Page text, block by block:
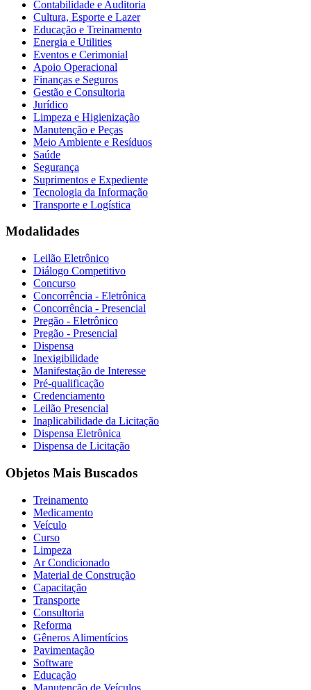
Contabilidade e Auditoria
Cultura, Esporte e Lazer
Educação e Treinamento
Energia e Utilities
Eventos e Cerimonial
Apoio Operacional
Finanças e Seguros
Gestão e Consultoria
Jurídico
Limpeza e Higienização
Manutenção e Peças
Meio Ambiente e Resíduos
Saúde
Segurança
Suprimentos e Expediente
Tecnologia da Informação
Transporte e Logística
Modalidades
Leilão Eletrônico
Diálogo Competitivo
Concurso
Concorrência - Eletrônica
Concorrência - Presencial
Pregão - Eletrônico
Pregão - Presencial
Dispensa
Inexigibilidade
Manifestação de Interesse
Pré-qualificação
Credenciamento
Leilão Presencial
Inaplicabilidade da Licitação
Dispensa Eletrônica
Dispensa de Licitação
Objetos Mais Buscados
Treinamento
Medicamento
Veículo
Curso
Limpeza
Ar Condicionado
Material de Construção
Capacitação
Transporte
Consultoria
Reforma
Gêneros Alimentícios
Pavimentação
Software
Educação
Manutenção de Veículos